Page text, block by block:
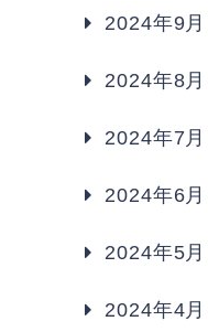
2024年9月
2024年8月
2024年7月
2024年6月
2024年5月
2024年4月